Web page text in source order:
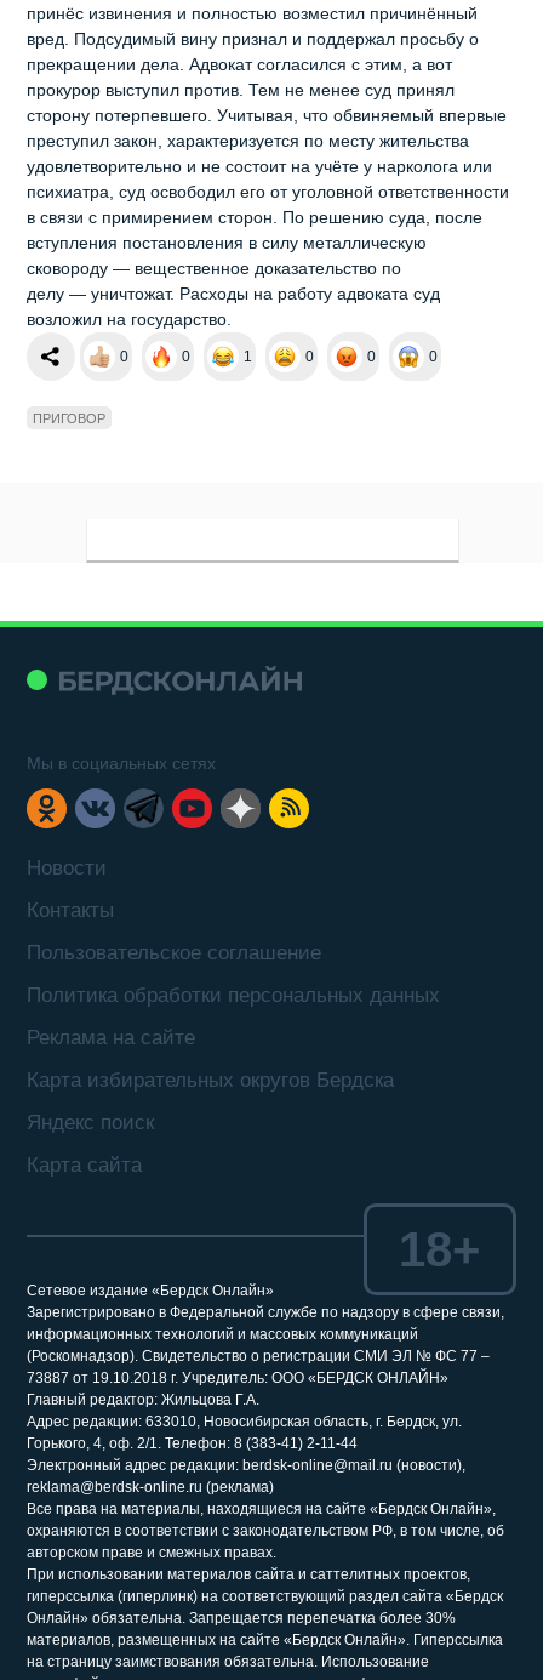
принёс извинения и полностью возместил причинённый
вред. Подсудимый вину признал и поддержал просьбу о
прекращении дела. Адвокат согласился с этим, а вот
прокурор выступил против. Тем не менее суд принял
сторону потерпевшего. Учитывая, что обвиняемый впервые
преступил закон, характеризуется по месту жительства
удовлетворительно и не состоит на учёте у нарколога или
психиатра, суд освободил его от уголовной ответственности
в связи с примирением сторон. По решению суда, после
вступления постановления в силу металлическую
сковороду — вещественное доказательство по
делу — уничтожат. Расходы на работу адвоката суд
возложил на государство.
0 0 1 0 0 0
ПРИГОВОР
Новости
Контакты
Пользовательское соглашение
Политика обработки персональных данных
Реклама на сайте
Карта избирательных округов Бердска
Яндекс поиск
Карта сайта
Мы в социальных сетях
Сетевое издание «Бердск Онлайн»
Зарегистрировано в Федеральной службе по надзору в сфере связи,
информационных технологий и массовых коммуникаций
(Роскомнадзор). Свидетельство о регистрации СМИ ЭЛ № ФС 77 –
73887 от 19.10.2018 г. Учредитель: ООО «БЕРДСК ОНЛАЙН»
Главный редактор: Жильцова Г.А.
Адрес редакции: 633010, Новосибирская область, г. Бердск, ул.
Горького, 4, оф. 2/1. Телефон: 8 (383-41) 2-11-44
Электронный адрес редакции: berdsk-online@mail.ru (новости),
reklama@berdsk-online.ru (реклама)
Все права на материалы, находящиеся на сайте «Бердск Онлайн»,
охраняются в соответствии с законодательством РФ, в том числе, об
авторском праве и смежных правах.
При использовании материалов сайта и саттелитных проектов,
гиперссылка (гиперлинк) на соответствующий раздел сайта «Бердск
Онлайн» обязательна. Запрещается перепечатка более 30%
материалов, размещенных на сайте «Бердск Онлайн». Гиперссылка
на страницу заимствования обязательна. Использование
18+